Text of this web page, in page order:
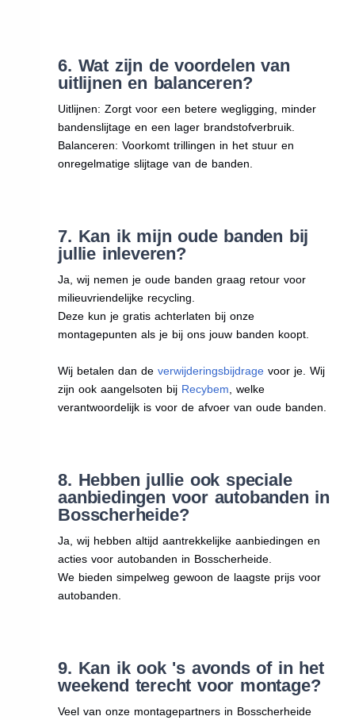
6. Wat zijn de voordelen van
uitlijnen en balanceren?
Uitlijnen: Zorgt voor een betere wegligging, minder
bandenslijtage en een lager brandstofverbruik.
Balanceren: Voorkomt trillingen in het stuur en
onregelmatige slijtage van de banden.
7. Kan ik mijn oude banden bij
jullie inleveren?
Ja, wij nemen je oude banden graag retour voor
milieuvriendelijke recycling.
Deze kun je gratis achterlaten bij onze
montagepunten als je bij ons jouw banden koopt.
Wij betalen dan deverwijderingsbijdrage voor je. Wij
zijn ook aangelsoten bij Recybem , welke
verantwoordelijk is voor de afvoer van oude banden.
8. Hebben jullie ook speciale
aanbiedingen voor autobanden in
Bosscherheide?
Ja, wij hebben altijd aantrekkelijke aanbiedingen en
acties voor autobanden in Bosscherheide.
We bieden simpelweg gewoon de laagste prijs voor
autobanden.
9. Kan ik ook 's avonds of in het
weekend terecht voor montage?
Veel van onze montagepartners in Bosscherheide